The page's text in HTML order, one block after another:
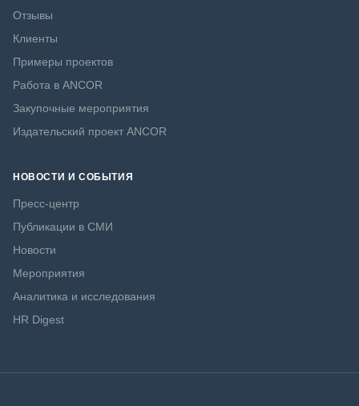
Отзывы
Клиенты
Примеры проектов
Работа в ANCOR
Закупочные мероприятия
Издательский проект ANCOR
НОВОСТИ И СОБЫТИЯ
Пресс-центр
Публикации в СМИ
Новости
Мероприятия
Аналитика и исследования
HR Digest